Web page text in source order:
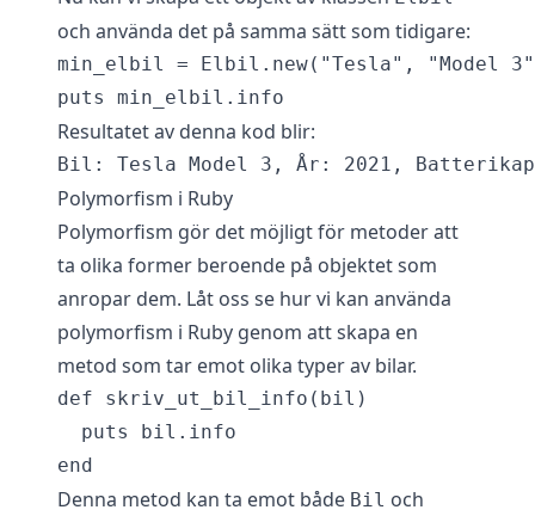
och använda det på samma sätt som tidigare:
min_elbil = Elbil.new("Tesla", "Model
Resultatet av denna kod blir:
Polymorfism i Ruby
Polymorfism gör det möjligt för metoder att
ta olika former beroende på objektet som
anropar dem. Låt oss se hur vi kan använda
polymorfism i Ruby genom att skapa en
metod som tar emot olika typer av bilar.
def skriv_ut_bil_info(bil)
  puts bil.info
Denna metod kan ta emot både Bil och